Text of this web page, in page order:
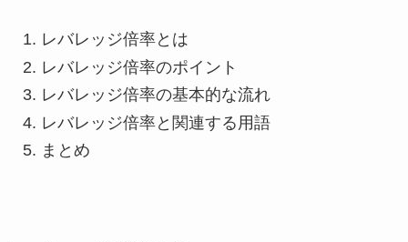
レバレッジ倍率とは
レバレッジ倍率のポイント
レバレッジ倍率の基本的な流れ
レバレッジ倍率と関連する用語
まとめ